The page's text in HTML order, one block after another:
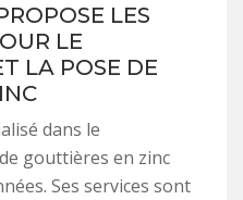
LES
LE
LA POSE DE
dans le
gouttières en zinc
Ses services sont